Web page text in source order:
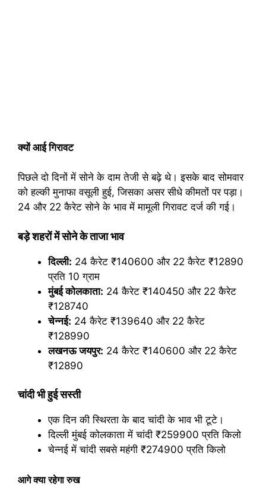
क्यों आई गिरावट
पिछले दो दिनों में सोने के दाम तेजी से बढ़े थे। इसके बाद सोमवार
को हल्की मुनाफा वसूली हुई, जिसका असर सीधे कीमतों पर पड़ा।
24 और 22 कैरेट सोने के भाव में मामूली गिरावट दर्ज की गई।
बड़े शहरों में सोने के ताजा भाव
दिल्ली: 24 कैरेट ₹140600 और 22 कैरेट ₹12890
प्रति 10 ग्राम
मुंबई कोलकाता: 24 कैरेट ₹140450 और 22 कैरेट
₹128740
चेन्नई: 24 कैरेट ₹139640 और 22 कैरेट
₹128990
लखनऊ जयपुर: 24 कैरेट ₹140600 और 22 कैरेट
₹12890
चांदी भी हुई सस्ती
एक दिन की स्थिरता के बाद चांदी के भाव भी टूटे।
दिल्ली मुंबई कोलकाता में चांदी ₹259900 प्रति किलो
चेन्नई में चांदी सबसे महंगी ₹274900 प्रति किलो
आगे क्या रहेगा रुख